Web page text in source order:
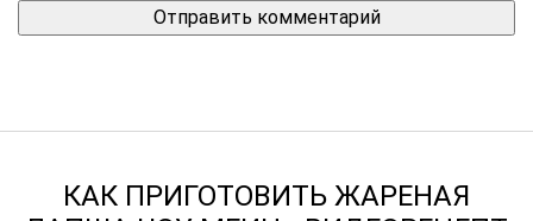
КАК ПРИГОТОВИТЬ ЖАРЕНАЯ